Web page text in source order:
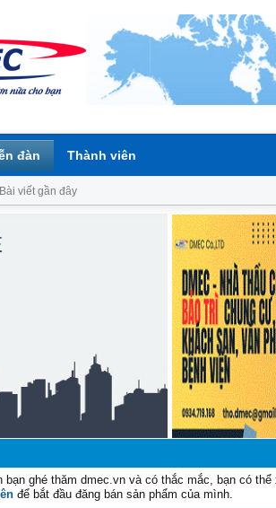
bạn ghé thăm dmec.vn và có thắc mắc, bạn có
để bắt đầu đăng bán sản phẩm của mình.
đàn
Bài viết gần đây
Thành viên